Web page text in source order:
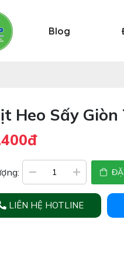
Blog
Heo Sấy Giòn
LIÊN HỆ HOTLINE